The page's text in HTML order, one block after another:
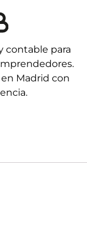
contable para
Madrid con